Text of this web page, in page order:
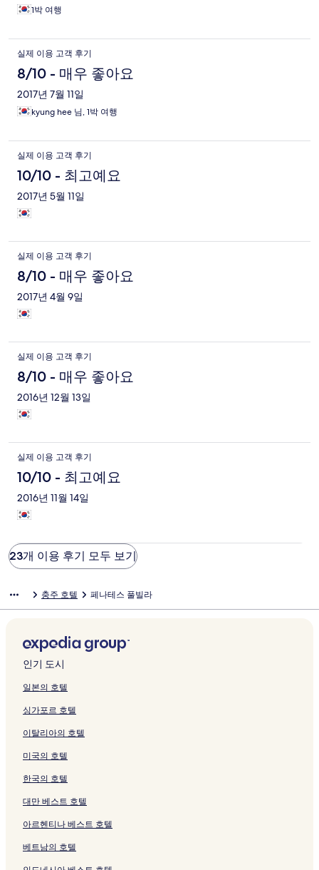
1박 여행
실제 이용 고객 후기
8/10 - 매우 좋아요
2017년 7월 11일
kyung hee 님, 1박 여행
실제 이용 고객 후기
10/10 - 최고예요
2017년 5월 11일
실제 이용 고객 후기
8/10 - 매우 좋아요
2017년 4월 9일
실제 이용 고객 후기
8/10 - 매우 좋아요
2016년 12월 13일
실제 이용 고객 후기
10/10 - 최고예요
2016년 11월 14일
23개 이용 후기 모두 보기
충주 호텔 페나테스 풀빌라
인기 도시
일본의 호텔
싱가포르 호텔
이탈리아의 호텔
미국의 호텔
한국의 호텔
대만 베스트 호텔
아르헨티나 베스트 호텔
베트남의 호텔